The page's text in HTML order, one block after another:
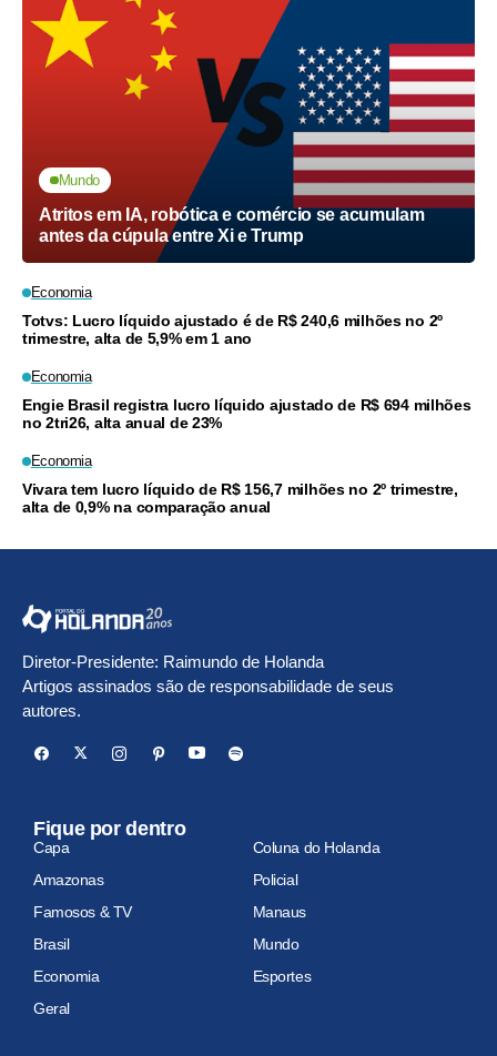
Mundo
Atritos em IA, robótica e comércio se acumulam
antes da cúpula entre Xi e Trump
Economia
Totvs: Lucro líquido ajustado é de R$ 240,6 milhões no 2º
trimestre, alta de 5,9% em 1 ano
Economia
Engie Brasil registra lucro líquido ajustado de R$ 694 milhões
no 2tri26, alta anual de 23%
Economia
Vivara tem lucro líquido de R$ 156,7 milhões no 2º trimestre,
alta de 0,9% na comparação anual
Diretor-Presidente: Raimundo de Holanda
Artigos assinados são de responsabilidade de seus
autores.
Fique por dentro
Capa
Coluna do Holanda
Amazonas
Policial
Famosos & TV
Manaus
Brasil
Mundo
Economia
Esportes
Geral